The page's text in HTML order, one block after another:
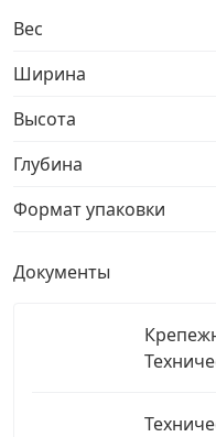
Электро и
Перфорированный
Скобяные изделия
Вес
Ширина
Высота
Глубина
Формат упаковки
Документы